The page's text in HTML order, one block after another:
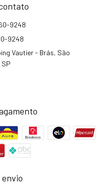
9248
9248
Vautier - Brás, São
envio